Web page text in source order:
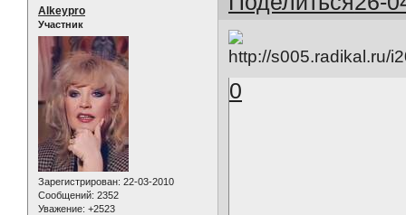
Alkeypro
Участник
Зарегистрирован: 22-03-2010
Сообщений: 2352
Уважение: +2523
0